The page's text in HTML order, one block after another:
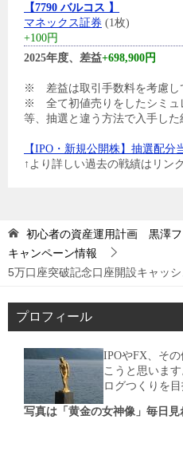
【7790 バルコス 】
マネックス証券 (1枚)
+100円
2025年度、差益+698,900円
※ 差益は取引手数料を考慮し
※ 全て初値売りをしたシミュ
等、抽選と違う方法で入手した
【IPO・新規公開株】抽選配分
↑より詳しい過去の戦績はリン
初心者の資産運用計画 黒澤フ
キャンペーン情報
5万口座突破記念口座開設キャッ
プロフィール
IPOやFX、そ
こうと思いま
ログつくりを目
写真は「黄金の女神像」毎日